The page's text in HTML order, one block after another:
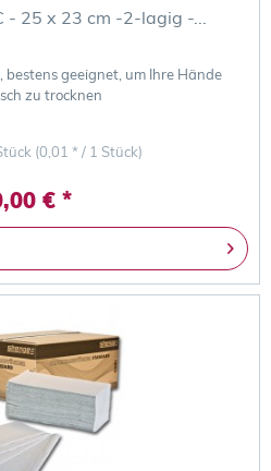
- 25 x 23 cm -2-lagig -...
geeignet, um Ihre Hände
zu trocknen
(0,01 * / 1 Stück)
€ *